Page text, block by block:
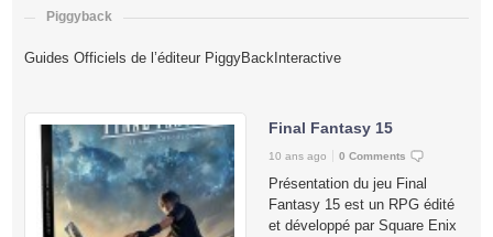
Piggyback
Guides Officiels de l’éditeur PiggyBackInteractive
Final Fantasy 15
10 ans ago 0 Comments
Présentation du jeu Final
Fantasy 15 est un RPG édité
et développé par Square Enix